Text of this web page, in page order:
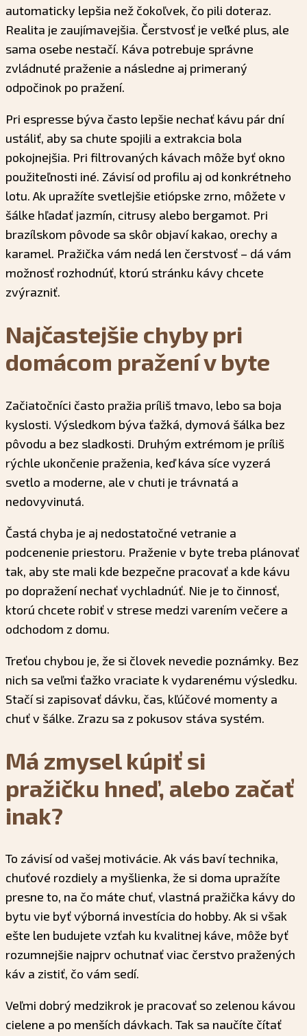
automaticky lepšia než čokoľvek, čo pili doteraz.
Realita je zaujímavejšia. Čerstvosť je veľké plus, ale
sama osebe nestačí. Káva potrebuje správne
zvládnuté praženie a následne aj primeraný
odpočinok po pražení.
Pri espresse býva často lepšie nechať kávu pár dní
ustáliť, aby sa chute spojili a extrakcia bola
pokojnejšia. Pri filtrovaných kávach môže byť okno
použiteľnosti iné. Závisí od profilu aj od konkrétneho
lotu. Ak upražíte svetlejšie etiópske zrno, môžete v
šálke hľadať jazmín, citrusy alebo bergamot. Pri
brazílskom pôvode sa skôr objaví kakao, orechy a
karamel. Pražička vám nedá len čerstvosť – dá vám
možnosť rozhodnúť, ktorú stránku kávy chcete
zvýrazniť.
Najčastejšie chyby pri
domácom pražení v byte
Začiatočníci často pražia príliš tmavo, lebo sa boja
kyslosti. Výsledkom býva ťažká, dymová šálka bez
pôvodu a bez sladkosti. Druhým extrémom je príliš
rýchle ukončenie praženia, keď káva síce vyzerá
svetlo a moderne, ale v chuti je trávnatá a
nedovyvinutá.
Častá chyba je aj nedostatočné vetranie a
podcenenie priestoru. Praženie v byte treba plánovať
tak, aby ste mali kde bezpečne pracovať a kde kávu
po dopražení nechať vychladnúť. Nie je to činnosť,
ktorú chcete robiť v strese medzi varením večere a
odchodom z domu.
Treťou chybou je, že si človek nevedie poznámky. Bez
nich sa veľmi ťažko vraciate k vydarenému výsledku.
Stačí si zapisovať dávku, čas, kľúčové momenty a
chuť v šálke. Zrazu sa z pokusov stáva systém.
Má zmysel kúpiť si
pražičku hneď, alebo začať
inak?
To závisí od vašej motivácie. Ak vás baví technika,
chuťové rozdiely a myšlienka, že si doma upražíte
presne to, na čo máte chuť, vlastná pražička kávy do
bytu vie byť výborná investícia do hobby. Ak si však
ešte len budujete vzťah ku kvalitnej káve, môže byť
rozumnejšie najprv ochutnať viac čerstvo pražených
káv a zistiť, čo vám sedí.
Veľmi dobrý medzikrok je pracovať so zelenou kávou
cielene a po menších dávkach. Tak sa naučíte čítať